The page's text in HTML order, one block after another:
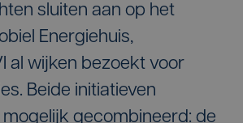
sluiten aan op het
Energiehuis,
al wijken bezoekt voor
Beide initiatieven
gecombineerd: de